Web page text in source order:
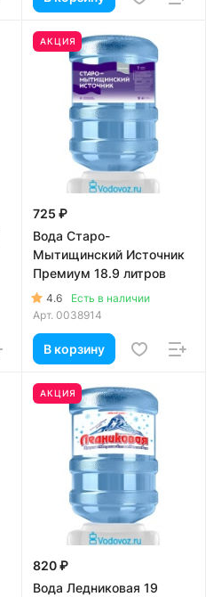
АКЦИЯ
725 ₽
Вода Старо-
Мытищинский Источник
Премиум 18.9 литров
4.6
Есть в наличии
Арт. 0038914
В корзину
АКЦИЯ
820 ₽
Вода Ледниковая 19